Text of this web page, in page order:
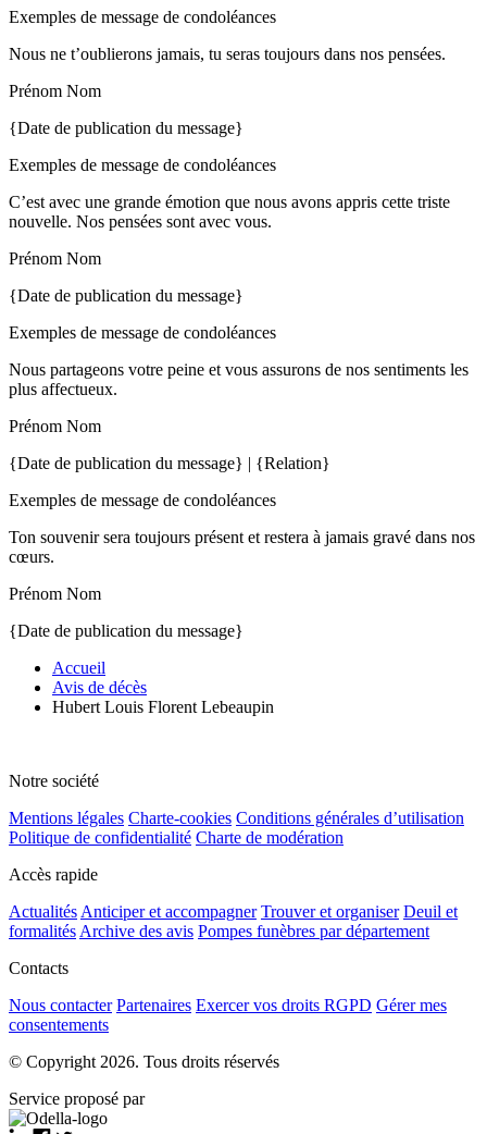
Exemples de message de condoléances
Nous ne t’oublierons jamais, tu seras toujours dans nos pensées.
Prénom Nom
{Date de publication du message}
Exemples de message de condoléances
C’est avec une grande émotion que nous avons appris cette triste
nouvelle. Nos pensées sont avec vous.
Prénom Nom
{Date de publication du message}
Exemples de message de condoléances
Nous partageons votre peine et vous assurons de nos sentiments les
plus affectueux.
Prénom Nom
{Date de publication du message} | {Relation}
Exemples de message de condoléances
Ton souvenir sera toujours présent et restera à jamais gravé dans nos
cœurs.
Prénom Nom
{Date de publication du message}
Accueil
Avis de décès
Hubert Louis Florent Lebeaupin
Notre société
Mentions légales Charte-cookies Conditions générales d’utilisation
Politique de confidentialité Charte de modération
Accès rapide
Actualités Anticiper et accompagner Trouver et organiser Deuil et
formalités Archive des avis Pompes funèbres par département
Contacts
Nous contacter Partenaires Exercer vos droits RGPD Gérer mes
consentements
© Copyright 2026. Tous droits réservés
Service proposé par